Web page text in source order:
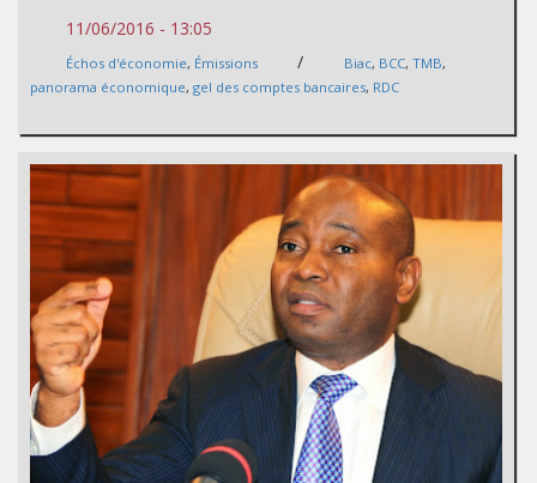
11/06/2016 - 13:05
Échos d'économie, Émissions / Biac, BCC, TMB,
panorama économique, gel des comptes bancaires, RDC